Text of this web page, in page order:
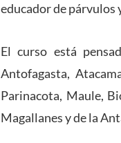
educador de párvulos
El curso está
Antofagasta,
Parinacota, Maule,
Magallanes y de la